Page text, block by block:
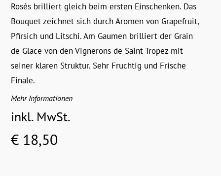
Rosés brilliert gleich beim ersten Einschenken. Das
Bouquet zeichnet sich durch Aromen von Grapefruit,
Pfirsich und Litschi. Am Gaumen brilliert der Grain
de Glace von den Vignerons de Saint Tropez mit
seiner klaren Struktur. Sehr Fruchtig und Frische
Finale.
Mehr Informationen
inkl. MwSt.
€ 18,50